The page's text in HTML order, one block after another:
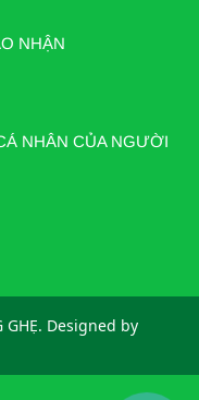
NHẬN
NHÂN CỦA NGƯỜI
GHẸ. Designed by